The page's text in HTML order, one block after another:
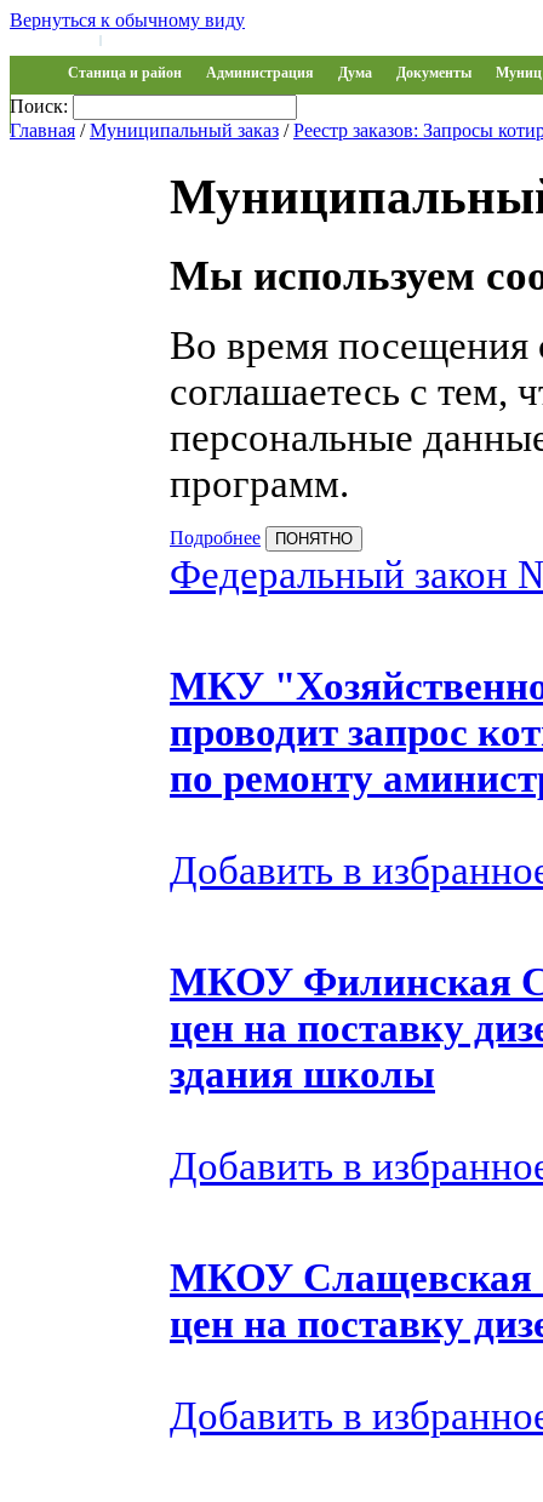
Вернуться к обычному виду
|
Станица и район Администрация Дума Документы Муниц
Обращения
Поиск:
Главная /Муниципальный заказ /Реестр заказов: Запросы
Мы используем
Во время посещения
соглашаетесь с тем,
персональные
программ.
Подробнее ПОНЯТНО
Федеральный закон
МКУ
проводит запрос
по ремонту
Добавить в
МКОУ Филинская
цен на поставку
здания школы
Добавить в
МКОУ Слащевская
цен на поставку
Добавить в